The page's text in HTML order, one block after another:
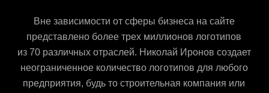
Вне зависимости от сферы бизнеса на сайте
представлено более трех миллионов логотипов
из 70 различных отраслей. Николай Иронов создает
неограниченное количество логотипов для любого
предприятия, будь то строительная компания или